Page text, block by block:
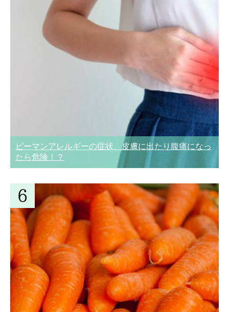
ピーマンアレルギーの症状、皮膚に出たり腹痛になっ
たら危険！？